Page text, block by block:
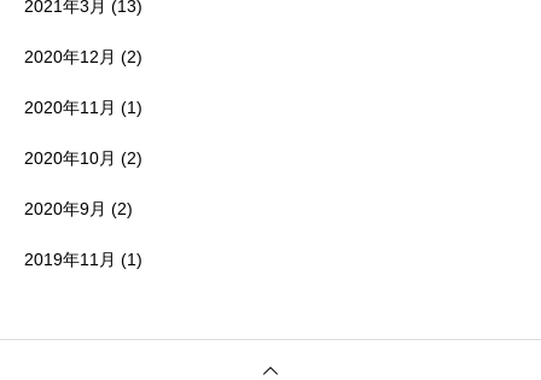
2021年3月 (13)
2020年12月 (2)
2020年11月 (1)
2020年10月 (2)
2020年9月 (2)
2019年11月 (1)